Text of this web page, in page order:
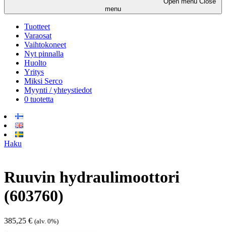
menu
Tuotteet
Varaosat
Vaihtokoneet
Nyt pinnalla
Huolto
Yritys
Miksi Serco
Myynti / yhteystiedot
0 tuotetta
Haku
Ruuvin hydraulimoottori
(603760)
385,25 € (alv. 0%)